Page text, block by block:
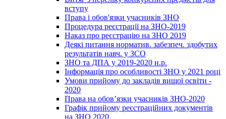
вступу
Права і обов'язки учасників ЗНО
Процедура реєстрації на ЗНО-2019
Наказ про реєстрацію на ЗНО 2019
Деякі питання норматив. забезпеч. здобутих
результатів навч. у ЗСО
ЗНО та ДПА у 2019-2020 н.р.
Інформація про особливості ЗНО у 2021 році
Умови прийому до закладів вищої освіти -
2020
Права на обов’язки учасників ЗНО-2020
Графік прийому реєстраційних документів
на ЗНО 2020